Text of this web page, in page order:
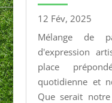
12 Fév, 2025
Mélange de
d'expression
place
quotidienne et
Que serait